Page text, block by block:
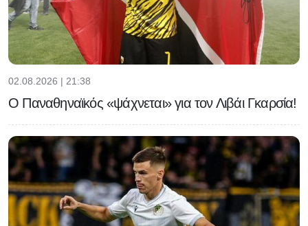
02.08.2026 | 21:38
Ο Παναθηναϊκός «ψάχνεται» για τον Λιβάι Γκαρσία!